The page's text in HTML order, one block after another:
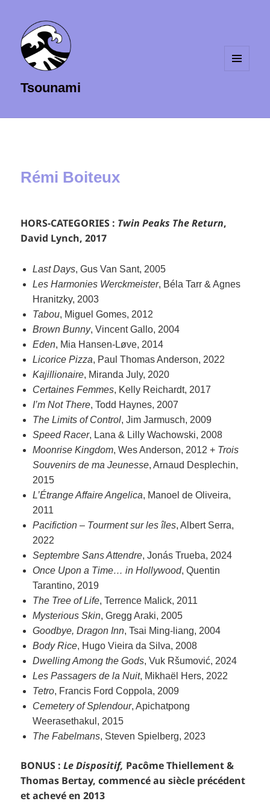
Tsounami
Rémi Boiteux
HORS-CATEGORIES : Twin Peaks The Return,
David Lynch, 2017
Last Days, Gus Van Sant, 2005
Les Harmonies Werckmeister, Béla Tarr & Agnes
Hranitzky, 2003
Tabou, Miguel Gomes, 2012
Brown Bunny, Vincent Gallo, 2004
Eden, Mia Hansen-Løve, 2014
Licorice Pizza, Paul Thomas Anderson, 2022
Kajillionaire, Miranda July, 2020
Certaines Femmes, Kelly Reichardt, 2017
I’m Not There, Todd Haynes, 2007
The Limits of Control, Jim Jarmusch, 2009
Speed Racer, Lana & Lilly Wachowski, 2008
Moonrise Kingdom, Wes Anderson, 2012 + Trois
Souvenirs de ma Jeunesse, Arnaud Desplechin,
2015
L’Étrange Affaire Angelica, Manoel de Oliveira,
2011
Pacifiction – Tourment sur les îles, Albert Serra,
2022
Septembre Sans Attendre, Jonás Trueba, 2024
Once Upon a Time… in Hollywood, Quentin
Tarantino, 2019
The Tree of Life, Terrence Malick, 2011
Mysterious Skin, Gregg Araki, 2005
Goodbye, Dragon Inn, Tsai Ming-liang, 2004
Body Rice, Hugo Vieira da Silva, 2008
Dwelling Among the Gods, Vuk Ršumović, 2024
Les Passagers de la Nuit, Mikhaël Hers, 2022
Tetro, Francis Ford Coppola, 2009
Cemetery of Splendour, Apichatpong
Weerasethakul, 2015
The Fabelmans, Steven Spielberg, 2023
BONUS :Le Dispositif, Pacôme Thiellement &
Thomas Bertay, commencé au siècle précédent
et achevé en 2013